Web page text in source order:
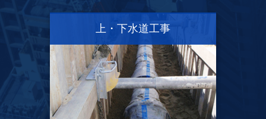
上・下水道工事